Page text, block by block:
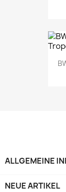
ALLGEMEINE
NEUE ARTIKEL